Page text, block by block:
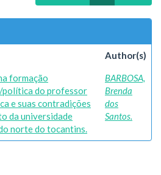
Author(s)
formação
do professor
e suas contradições
da universidade
norte do tocantins.
BARBOSA,
Brenda
dos
Santos.